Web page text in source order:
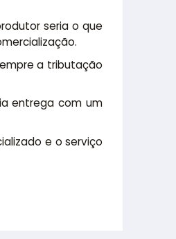
seria o que
a tributação
entrega com um
e o serviço